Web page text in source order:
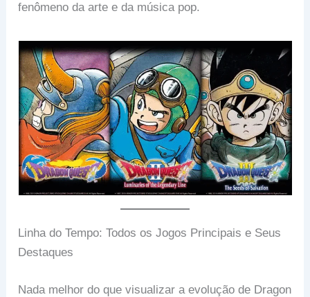
fenômeno da arte e da música pop.
Linha do Tempo: Todos os Jogos Principais e Seus
Destaques
Nada melhor do que visualizar a evolução de Dragon